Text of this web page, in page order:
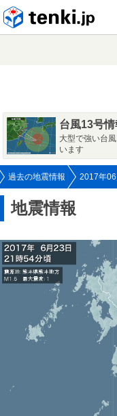
台風13号情
大型で強い台
います
過去の地震情報 2017年06
地震情報